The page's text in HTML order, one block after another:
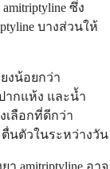
ซึ่ง
บางส่วนให้
งน้อยกว่า
ากแห้ง และน้ำ
เลือกที่ดีกว่า
นตัวในระหว่างวัน